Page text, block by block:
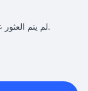
لم يتم العثور على مقالات مطابقة للبحث الذي تم تحديده.